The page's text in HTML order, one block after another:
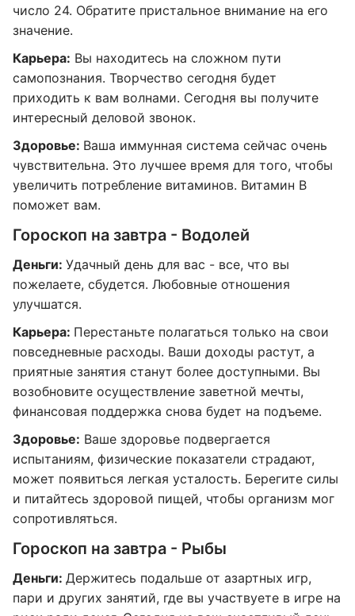
число 24. Обратите пристальное внимание на его
значение.
Карьера: Вы находитесь на сложном пути
самопознания. Творчество сегодня будет
приходить к вам волнами. Сегодня вы получите
интересный деловой звонок.
Здоровье: Ваша иммунная система сейчас очень
чувствительна. Это лучшее время для того, чтобы
увеличить потребление витаминов. Витамин B
поможет вам.
Гороскоп на завтра - Водолей
Деньги: Удачный день для вас - все, что вы
пожелаете, сбудется. Любовные отношения
улучшатся.
Карьера: Перестаньте полагаться только на свои
повседневные расходы. Ваши доходы растут, а
приятные занятия станут более доступными. Вы
возобновите осуществление заветной мечты,
финансовая поддержка снова будет на подъеме.
Здоровье: Ваше здоровье подвергается
испытаниям, физические показатели страдают,
может появиться легкая усталость. Берегите силы
и питайтесь здоровой пищей, чтобы организм мог
сопротивляться.
Гороскоп на завтра - Рыбы
Деньги: Держитесь подальше от азартных игр,
пари и других занятий, где вы участвуете в игре на